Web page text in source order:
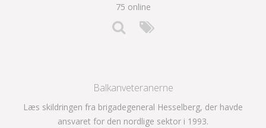
75 online
Balkanveteranerne
Læs skildringen fra brigadegeneral Hesselberg, der havde
ansvaret for den nordlige sektor i 1993.